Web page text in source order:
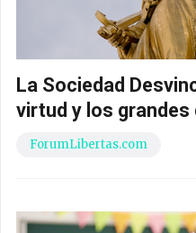
La Sociedad
virtud y los
ForumLibertas.com